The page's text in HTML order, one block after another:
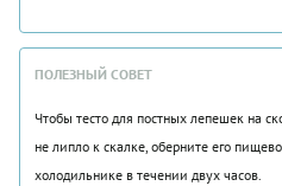
ПОЛЕЗНЫЙ СОВЕТ
Чтобы тесто для постных лепешек на
не липло к скалке, оберните его
холодильнике в течении двух часов.